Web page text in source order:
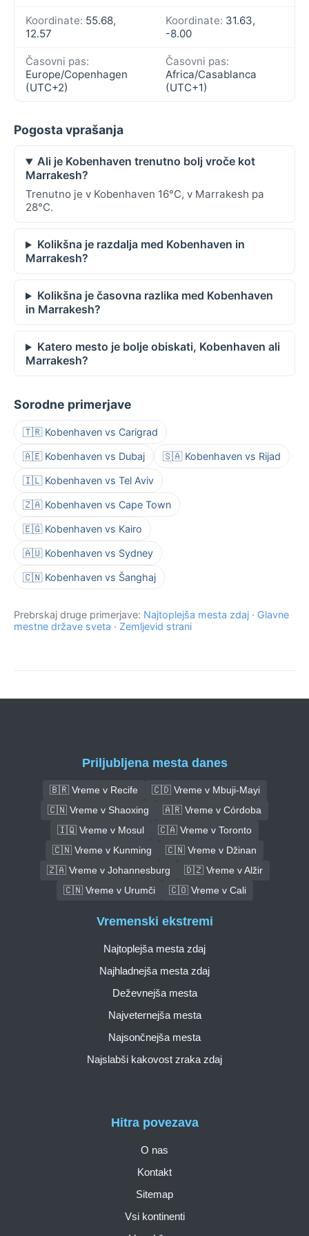
Koordinate: 55.68,
12.57
Koordinate: 31.63,
-8.00
Časovni pas:
Europe/Copenhagen
(UTC+2)
Časovni pas:
Africa/Casablanca
(UTC+1)
Pogosta vprašanja
Ali je Kobenhaven trenutno bolj vroče kot
Marrakesh?
Trenutno je v Kobenhaven 16°C, v Marrakesh pa
28°C.
Kolikšna je razdalja med Kobenhaven in
Marrakesh?
Kolikšna je časovna razlika med Kobenhaven
in Marrakesh?
Katero mesto je bolje obiskati, Kobenhaven ali
Marrakesh?
Sorodne primerjave
🇹🇷 Kobenhaven vs Carigrad
🇦🇪 Kobenhaven vs Dubaj 🇸🇦 Kobenhaven vs Rijad
🇮🇱 Kobenhaven vs Tel Aviv
🇿🇦 Kobenhaven vs Cape Town
🇪🇬 Kobenhaven vs Kairo
🇦🇺 Kobenhaven vs Sydney
🇨🇳 Kobenhaven vs Šanghaj
Prebrskaj druge primerjave: Najtoplejša mesta zdaj · Glavne
mestne države sveta · Zemljevid strani
Priljubljena mesta danes
🇧🇷 Vreme v Recife
🇨🇩 Vreme v Mbuji-Mayi
🇨🇳 Vreme v Shaoxing
🇦🇷 Vreme v Córdoba
🇮🇶 Vreme v Mosul
🇨🇦 Vreme v Toronto
🇨🇳 Vreme v Kunming
🇨🇳 Vreme v Džinan
🇿🇦 Vreme v Johannesburg
🇩🇿 Vreme v Alžir
🇨🇳 Vreme v Urumči
🇨🇴 Vreme v Cali
Hitra povezava
O nas
Kontakt
Sitemap
Vsi kontinenti
Vremenski ekstremi
Najtoplejša mesta zdaj
Najhladnejša mesta zdaj
Deževnejša mesta
Najveternejša mesta
Najsončnejša mesta
Najslabši kakovost zraka zdaj